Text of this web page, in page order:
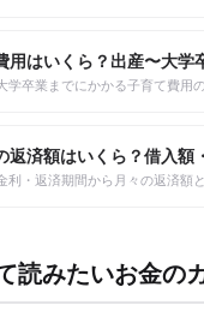
用はいくら？出産〜大学
学卒業までにかかる子育て費用
返済額はいくら？借入額
利・返済期間から月々の返済額
読みたいお金の